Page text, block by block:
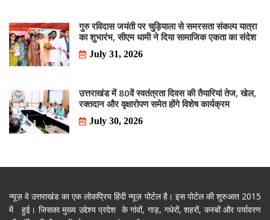
गुरु रविदास जयंती पर चुड़ियाला से समरसता संकल्प यात्रा
का शुभारंभ, सीएम धामी ने दिया सामाजिक एकता का संदेश
July 31, 2026
उत्तराखंड में 80वें स्वतंत्रता दिवस की तैयारियां तेज, खेल,
रक्तदान और वृक्षारोपण समेत होंगे विशेष कार्यक्रम
July 30, 2026
न्यूज़ वे उत्तराखंड का एक लोकप्रिय हिंदी न्यूज़ पोर्टल है। इस पोर्टल की शुरुआत 2015
में हुई। जिसका मुख्य उद्देश्य प्रदेश के गांवों, गाड़, गधेरों, शहरों, कस्बों और पर्यावरण